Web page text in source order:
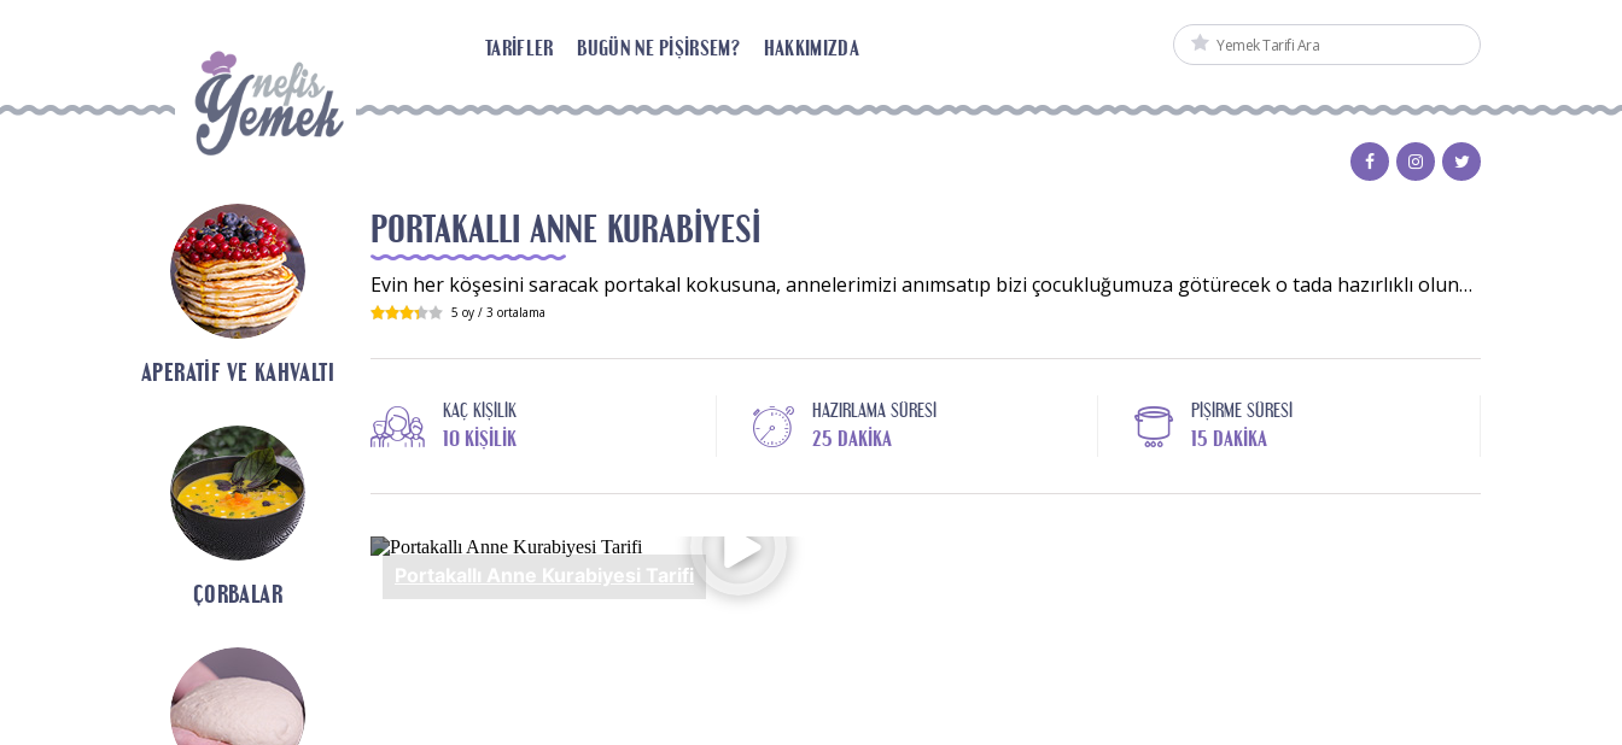
TARIFLER BUGÜN NE PIŞIRSEM? HAKKIMIZDA
APERATIF VE KAHVALTI
ÇORBALAR
PORTAKALLI ANNE KURABIYESI
Evin her köşesini saracak portakal kokusuna, annelerimizi anımsatıp bizi çocukluğumuza götürecek o tada hazırlıklı olun…
5 oy / 3 ortalama
KAÇ KIŞILIK
10 KIŞILIK
HAZIRLAMA SÜRESI
25 DAKIKA
PIŞIRME SÜRESI
15 DAKIKA